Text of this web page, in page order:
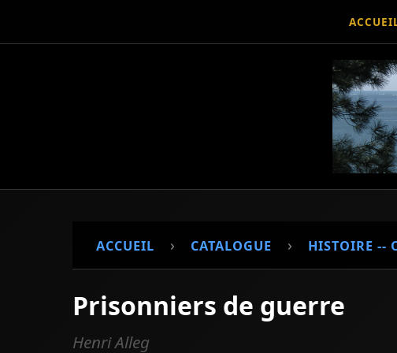
ACCUEIL › CATALOGUE › HISTOIRE --
Prisonniers de guerre
Henri Alleg